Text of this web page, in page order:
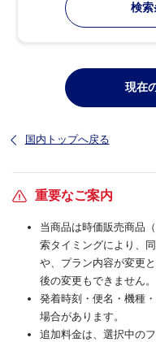
検索
現在
国内トップへ戻る
重要なご案内
当商品は時価販売商品
索タイミングにより、
や、プラン内容が変更
後の変更もできません。
発着時刻・便名・機種
場合があります。
追加料金は、選択中の